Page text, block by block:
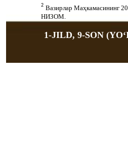
1-JILD, 9-SON
2 Вазирлар Маҳкамасининг
НИЗОМ.